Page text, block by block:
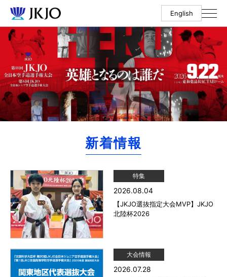
English
新着情報
特集
2026.08.04
【JKJO選抜指定大会MVP】JKJO
北陸杯2026
大会情報
2026.07.28